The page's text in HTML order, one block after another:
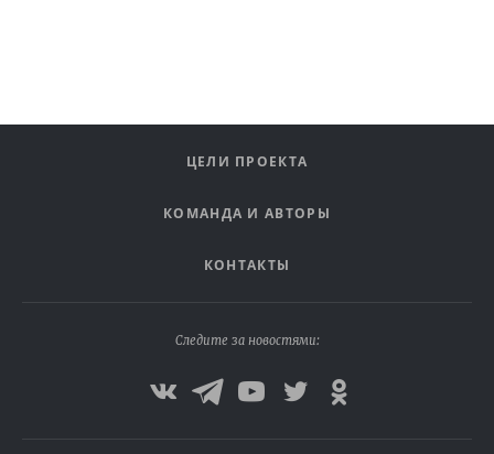
ЦЕЛИ ПРОЕКТА
КОМАНДА И АВТОРЫ
КОНТАКТЫ
Следите за новостями: